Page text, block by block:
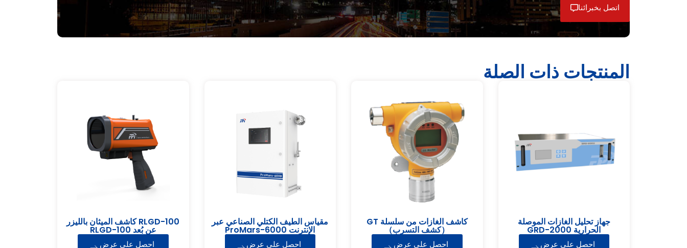
اتصل بخبرائنا
المنتجات ذات الصلة
جهاز تحليل الغازات الموصلة
الحرارية GRD-2000
احصل على عرض
كاشف الغازات من سلسلة GT
（كشف التسرب）
احصل على عرض
مقياس الطيف الكتلي الصناعي عبر
الإنترنت ProMars-6000
ProMars-6000
احصل على عرض
RLGD-100 كاشف الميثان بالليزر
عن بُعد RLGD-100
احصل على عرض